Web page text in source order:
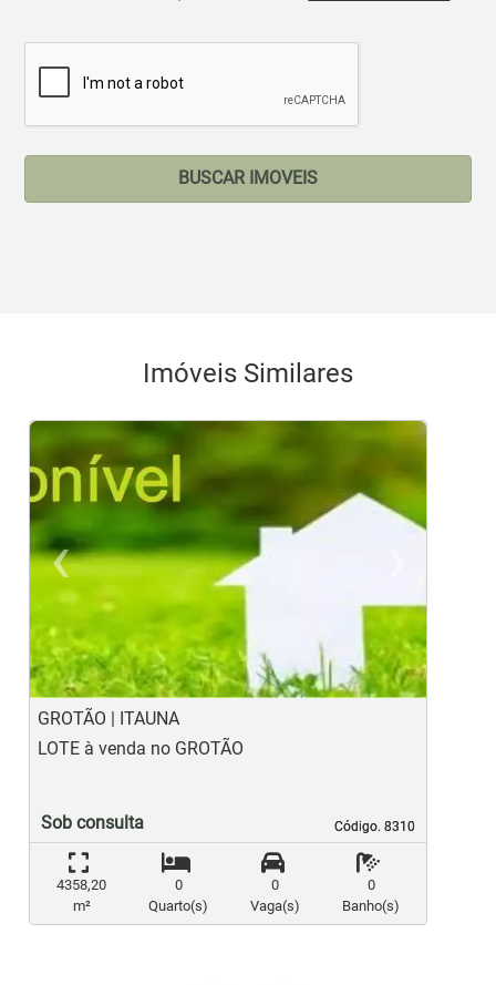
BUSCAR IMOVEIS
Imóveis Similares
‹
Previous
GROTÃO | ITAUNA
Código. 8310
Código. 8310
LOTE à venda no GROTÃO
Sob consulta
4358,20
m²
0
Quarto(s)
0
Vaga(s)
0
Banho(s)